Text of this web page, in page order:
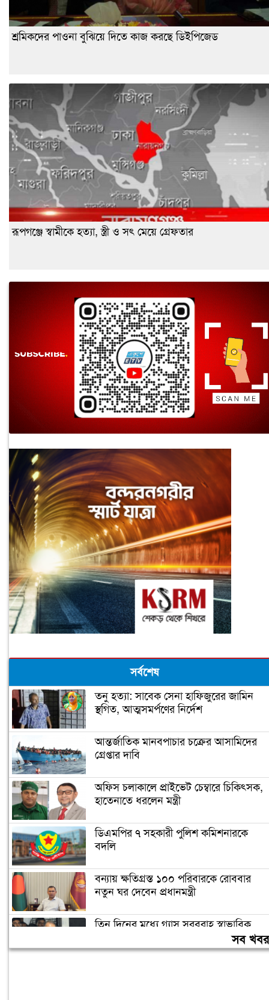
শ্রমিকদের পাওনা বুঝিয়ে দিতে কাজ করছে ডিইপিজেড
রূপগঞ্জে স্বামীকে হত্যা, স্ত্রী ও সৎ মেয়ে গ্রেফতার
সর্বশেষ
তনু হত্যা: সাবেক সেনা হাফিজুরের জামিন
স্থগিত, আত্মসমর্পণের নির্দেশ
আন্তর্জাতিক মানবপাচার চক্রের আসামিদের
গ্রেপ্তার দাবি
অফিস চলাকালে প্রাইভেট চেম্বারে চিকিৎসক,
হাতেনাতে ধরলেন মন্ত্রী
ডিএমপির ৭ সহকারী পুলিশ কমিশনারকে
বদলি
বন্যায় ক্ষতিগ্রস্ত ১০০ পরিবারকে রোববার
নতুন ঘর দেবেন প্রধানমন্ত্রী
তিন দিনের মধ্যে গ্যাস সরবরাহ স্বাভাবিক
সব